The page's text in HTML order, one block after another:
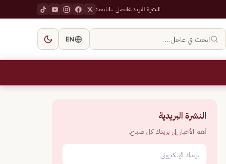
النشرة البريديةاتصل بناتابعنا:
ابحث في عاجل… EN
النشرة البريدية
أهم الأخبار إلى بريدك كل صباح.